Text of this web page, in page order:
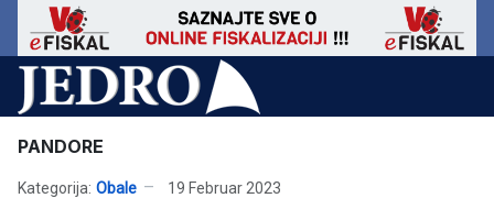
PANDORE
Kategorija: Obale 19 Februar 2023